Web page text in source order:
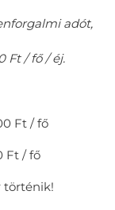
adót,
Ft / fő / éj.
Ft / fő
Ft / fő
történik!